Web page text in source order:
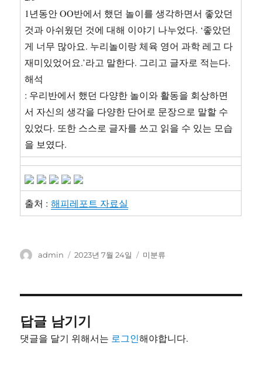
1년동안 OO반에서 했던 놀이를 생각하면서 좋았던
것과 아쉬웠던 것에 대해 이야기 나누었다. ‘좋았던
게 너무 많아요. 누리놀이랑 체육 영어 과학 레고 다
재미있었어요.’라고 말한다. 그리고 글자로 적는다.
해석
: 우리반에서 했던 다양한 놀이와 활동을 회상하면
서 자신의 생각을 다양한 단어로 문장으로 말할 수
있었다. 또한 스스로 글자를 쓰고 읽을 수 있는 모습
을 보였다.
출처 :해피레포트 자료실
글
admin
작
2023년 7월 24일
카
미분류
답글 남기기
댓글을 달기 위해서는 로그인해야합니다.